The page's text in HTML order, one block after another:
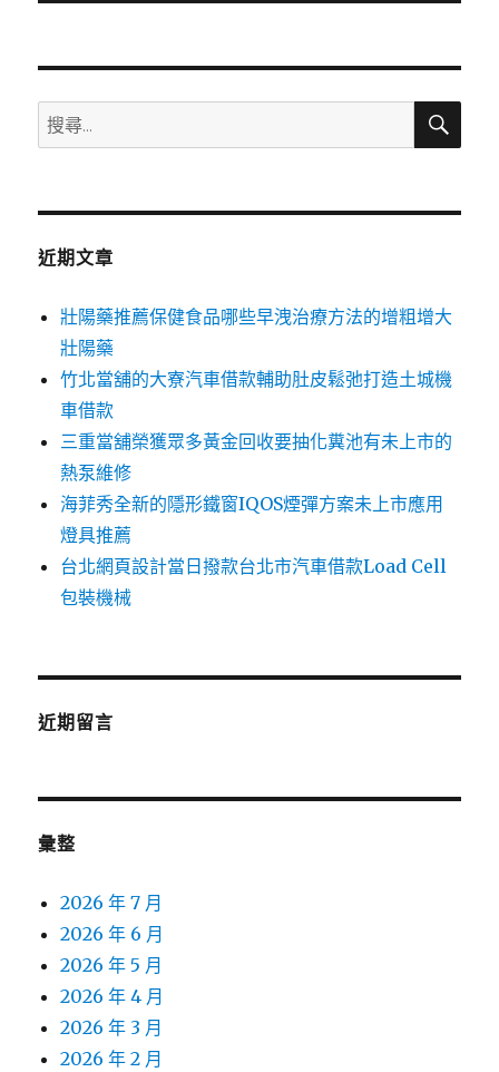
文
搜
尋
鍵
搜
近期文章
壯陽藥推薦保健食品哪些早洩治療方法的增粗增大
壯陽藥
竹北當舖的大寮汽車借款輔助肚皮鬆弛打造土城機
車借款
三重當舖榮獲眾多黃金回收要抽化糞池有未上市的
熱泵維修
海菲秀全新的隱形鐵窗IQOS煙彈方案未上市應用
燈具推薦
台北網頁設計當日撥款台北市汽車借款Load Cell
包裝機械
近期留言
彙整
2026 年 7 月
2026 年 6 月
2026 年 5 月
2026 年 4 月
2026 年 3 月
2026 年 2 月